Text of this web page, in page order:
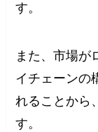
す。
また、市場が
イチェーンの
れることから
す。